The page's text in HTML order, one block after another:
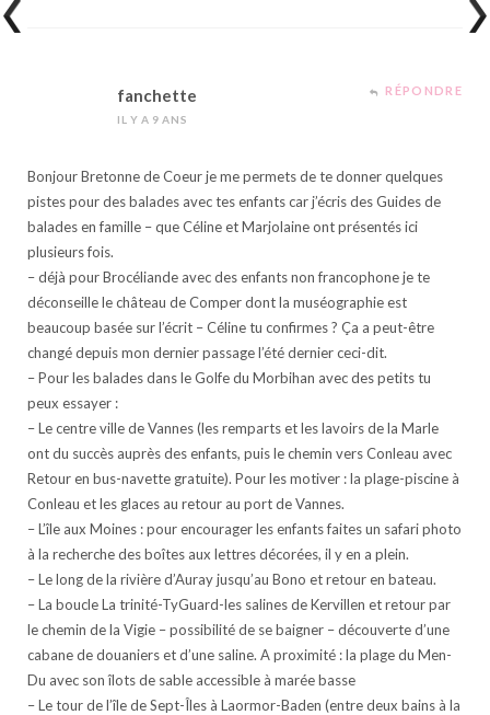
fanchette
IL Y A 9 ANS
RÉPONDRE
Bonjour Bretonne de Coeur je me permets de te donner quelques
pistes pour des balades avec tes enfants car j’écris des Guides de
balades en famille – que Céline et Marjolaine ont présentés ici
plusieurs fois.
– déjà pour Brocéliande avec des enfants non francophone je te
déconseille le château de Comper dont la muséographie est
beaucoup basée sur l’écrit – Céline tu confirmes ? Ça a peut-être
changé depuis mon dernier passage l’été dernier ceci-dit.
– Pour les balades dans le Golfe du Morbihan avec des petits tu
peux essayer :
– Le centre ville de Vannes (les remparts et les lavoirs de la Marle
ont du succès auprès des enfants, puis le chemin vers Conleau avec
Retour en bus-navette gratuite). Pour les motiver : la plage-piscine à
Conleau et les glaces au retour au port de Vannes.
– L’île aux Moines : pour encourager les enfants faites un safari photo
à la recherche des boîtes aux lettres décorées, il y en a plein.
– Le long de la rivière d’Auray jusqu’au Bono et retour en bateau.
– La boucle La trinité-TyGuard-les salines de Kervillen et retour par
le chemin de la Vigie – possibilité de se baigner – découverte d’une
cabane de douaniers et d’une saline. A proximité : la plage du Men-
Du avec son îlots de sable accessible à marée basse
– Le tour de l’île de Sept-Îles à Laormor-Baden (entre deux bains à la